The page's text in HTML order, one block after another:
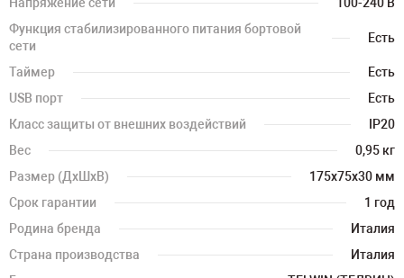
Функция стабилизированного питания бортовой
сети
Есть
Таймер
Есть
USB порт
Есть
Класс защиты от внешних воздействий
IP20
Вес
0,95 кг
Размер (ДхШхВ)
175x75x30 мм
Срок гарантии
1 год
Родина бренда
Италия
Страна производства
Италия